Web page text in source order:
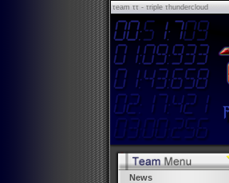
τeam ττ - τriple τhundercloud
News